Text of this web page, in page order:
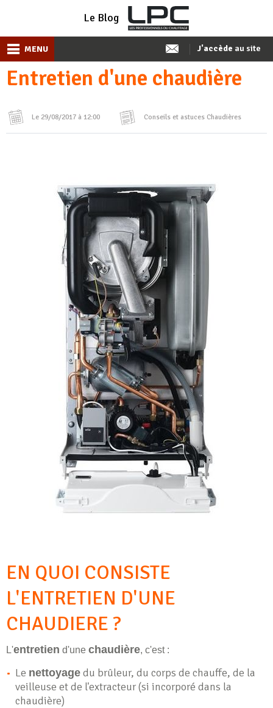
Le Blog
MENU J'accède au site
Entretien d'une chaudière
Le 29/08/2017 à 12:00 Conseils et astuces Chaudières
EN QUOI CONSISTE
L'ENTRETIEN D'UNE
CHAUDIERE ?
L'entretien d'une chaudière, c'est :
Le nettoyage du brûleur, du corps de chauffe, de la
veilleuse et de l'extracteur (si incorporé dans la
chaudière)